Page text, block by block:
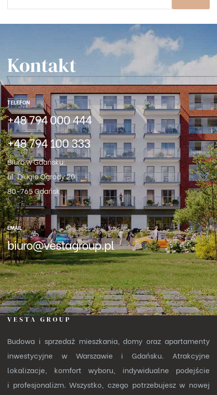
Kontakt
TELEFON
+48 794 000 444
+48 794 100 333
Biuro w Gdańsku:
ul. Długie Ogrody 20
80-765 Gdańsk
EMAIL
biuro@vestagroup.pl
VESTA GROUP
Budowa i sprzedaż mieszkania, domy oraz apartamenty
inwestycyjne w Warszawie i Gdańsku. Atrakcyjne
lokalizacje, komfort wyboru, indywidualne podejście
i profesjonalizm. Wszystko, czego potrzebujesz w nowej